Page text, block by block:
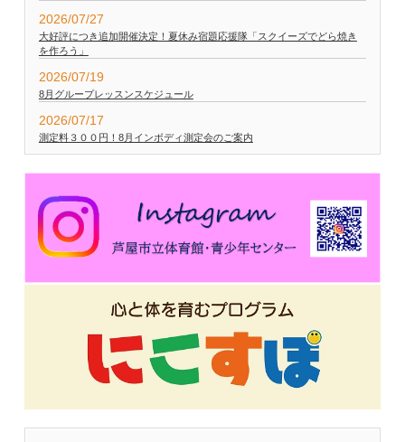
2026/07/27
大好評につき追加開催決定！夏休み宿題応援隊「スクイーズでどら焼き
を作ろう」
2026/07/19
8月グループレッスンスケジュール
2026/07/17
測定料３００円！8月インボディ測定会のご案内